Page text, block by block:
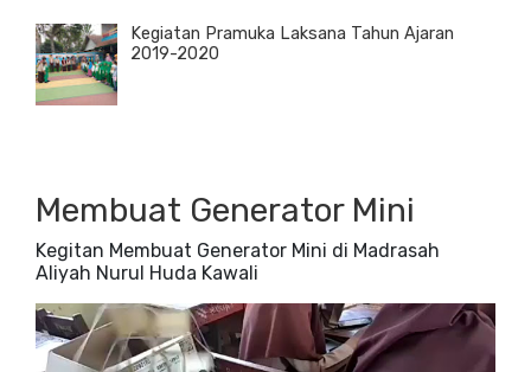
Kegiatan Pramuka Laksana Tahun Ajaran
2019-2020
Membuat Generator Mini
Kegitan Membuat Generator Mini di Madrasah
Aliyah Nurul Huda Kawali